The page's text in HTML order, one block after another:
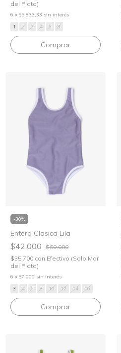
del Plata)
6 x $5.833,33 sin interés
1
2 3 4 6 8
Comprar
-30%
Entera Clasica Lila
$42.000 $60.000
$35.700 con Efectivo (Solo Mar
del Plata)
6 x $7.000 sin interés
3
4 6 8 10 12 14 16
Comprar